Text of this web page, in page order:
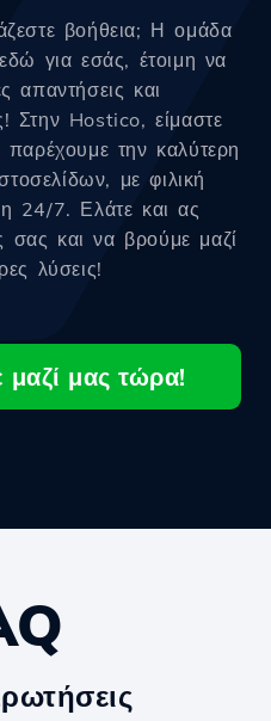
βοήθεια; Η ομάδα
για εσάς, έτοιμη να
απαντήσεις και
Στην Hostico, είμαστε
την καλύτερη
με φιλική
24/7. Ελάτε και ας
σας και να βρούμε μαζί
λύσεις!
μαζί μας τώρα!